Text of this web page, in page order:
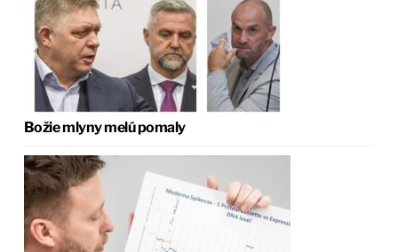
Božie mlyny melú pomaly